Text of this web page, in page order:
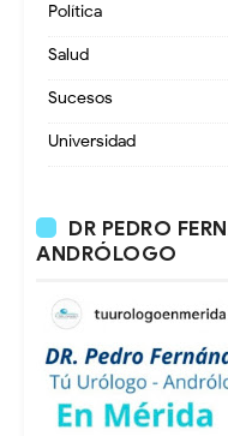
Política
Salud
Sucesos
Universidad
DR PEDRO
ANDRÓLOGO